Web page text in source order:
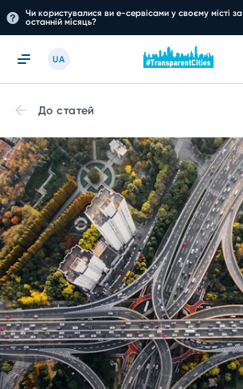
Чи користувалися ви е-сервісами у своєму місті за
останній місяць?
UA
До статей